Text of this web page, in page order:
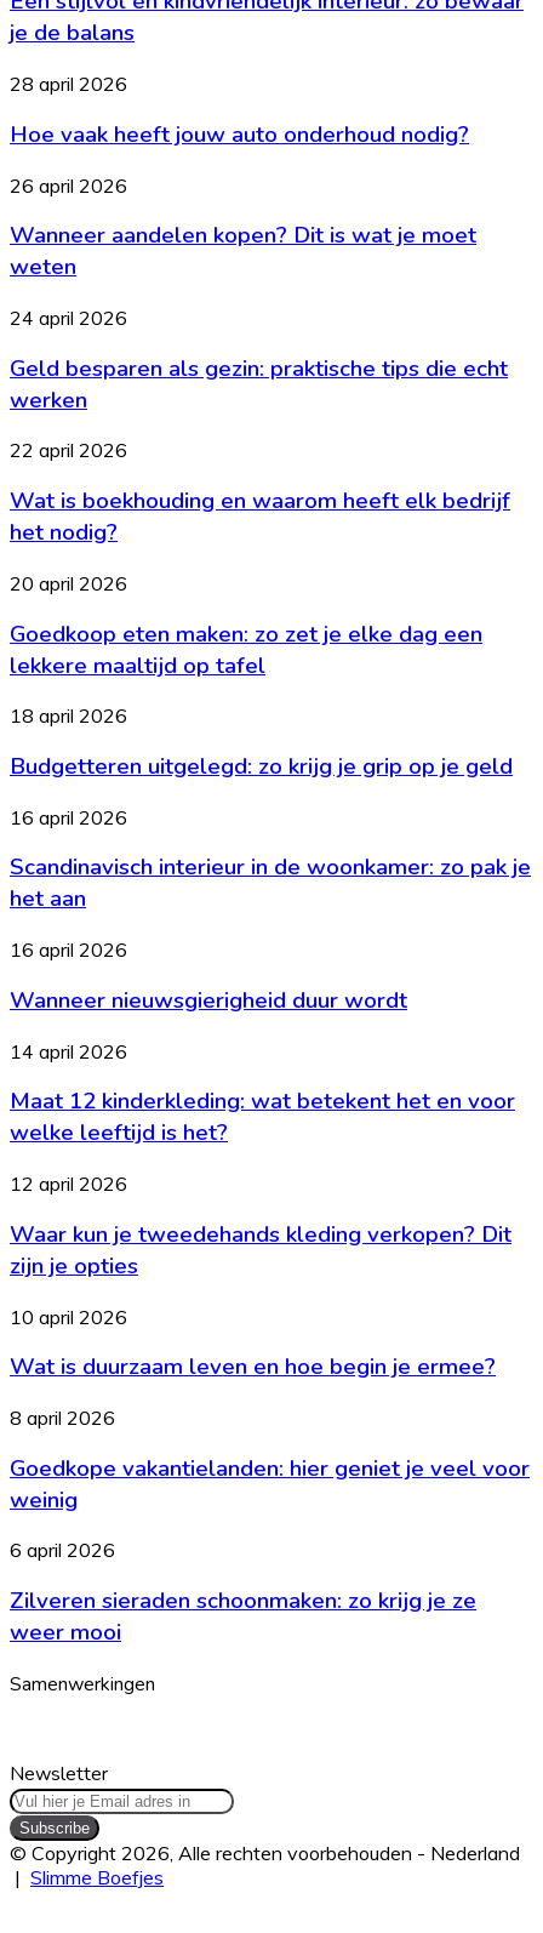
kindvriendelijk
interieur:
bewaar
de
je de balans
Hoe
heeft
auto
onderhoud
nodig?
28 april 2026
Hoe vaak heeft jouw auto onderhoud nodig?
Wanneer
kopen?
is
je
weten
26 april 2026
Wanneer aandelen kopen? Dit is wat je moet
weten
Geld
als
gezin:
praktische
tips
die
echt
werken
24 april 2026
Geld besparen als gezin: praktische tips die echt
werken
Wat
boekhouding
en
waarom
elk
het
nodig?
22 april 2026
Wat is boekhouding en waarom heeft elk bedrijf
het nodig?
Goedkoop
maken:
zo
zet
elke
een
maaltijd
tafel
20 april 2026
Goedkoop eten maken: zo zet je elke dag een
lekkere maaltijd op tafel
Budgetteren
zo
je
op
je
geld
18 april 2026
Budgetteren uitgelegd: zo krijg je grip op je geld
Scandinavisch
in
de
woonkamer:
pak
het
16 april 2026
Scandinavisch interieur in de woonkamer: zo pak je
het aan
Wanneer
duur
16 april 2026
Wanneer nieuwsgierigheid duur wordt
Maat
kinderkleding:
betekent
en
welke
leeftijd
het?
14 april 2026
Maat 12 kinderkleding: wat betekent het en voor
welke leeftijd is het?
Waar
je
tweedehands
kleding
Dit
zijn
je
12 april 2026
Waar kun je tweedehands kleding verkopen? Dit
zijn je opties
Wat
duurzaam
en
hoe
begin
je
ermee?
10 april 2026
Wat is duurzaam leven en hoe begin je ermee?
Goedkope
hier
geniet
je
voor
8 april 2026
Goedkope vakantielanden: hier geniet je veel voor
weinig
Zilveren
schoonmaken:
krijg
ze
6 april 2026
Zilveren sieraden schoonmaken: zo krijg je ze
weer mooi
Samenwerkingen
Newsletter
Vul
hier
je
Email
adres
© Copyright 2026, Alle rechten voorbehouden - Nederland
| Slimme Boefjes